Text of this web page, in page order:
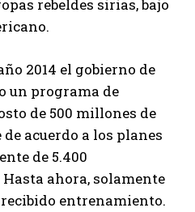
rebeldes sirias, bajo
2014 el gobierno de
un programa de
de 500 millones de
acuerdo a los planes
de 5.400
ahora, solamente
entrenamiento.